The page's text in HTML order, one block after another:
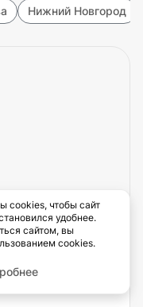
Нижний Новгород
Санкт-
cookies, чтобы сайт
удобнее.
сайтом, вы
cookies.